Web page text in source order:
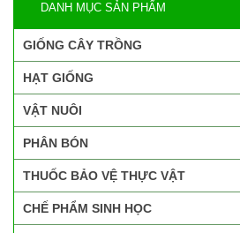
DANH MỤC SẢN PHẨM
GIỐNG CÂY TRỒNG
HẠT GIỐNG
VẬT NUÔI
PHÂN BÓN
THUỐC BẢO VỆ THỰC VẬT
CHẾ PHẨM SINH HỌC